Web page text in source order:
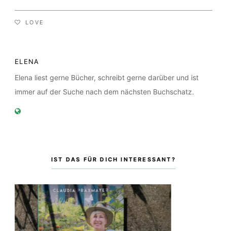
LOVE
ELENA
Elena liest gerne Bücher, schreibt gerne darüber und ist
immer auf der Suche nach dem nächsten Buchschatz.
IST DAS FÜR DICH INTERESSANT?